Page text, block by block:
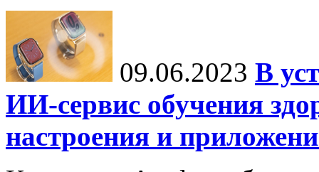
09.06.2023 В
ИИ-сервис обучения
настроения и